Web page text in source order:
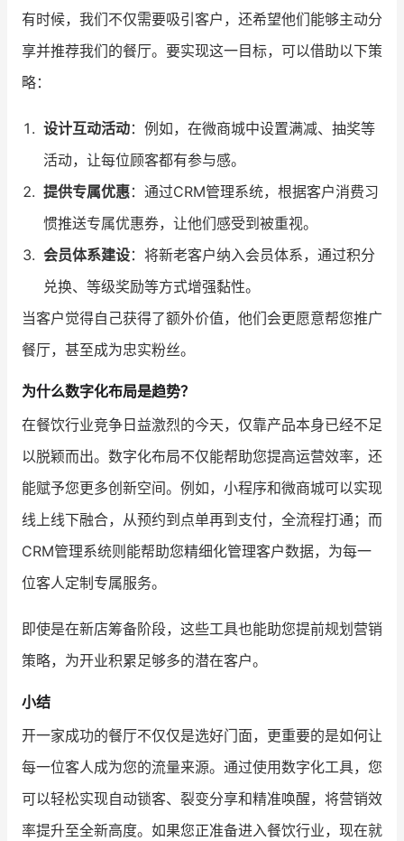
有时候，我们不仅需要吸引客户，还希望他们能够主动分
享并推荐我们的餐厅。要实现这一目标，可以借助以下策
略：
设计互动活动：例如，在微商城中设置满减、抽奖等
活动，让每位顾客都有参与感。
提供专属优惠：通过CRM管理系统，根据客户消费习
惯推送专属优惠券，让他们感受到被重视。
会员体系建设：将新老客户纳入会员体系，通过积分
兑换、等级奖励等方式增强黏性。
当客户觉得自己获得了额外价值，他们会更愿意帮您推广
餐厅，甚至成为忠实粉丝。
为什么数字化布局是趋势？
在餐饮行业竞争日益激烈的今天，仅靠产品本身已经不足
以脱颖而出。数字化布局不仅能帮助您提高运营效率，还
能赋予您更多创新空间。例如，小程序和微商城可以实现
线上线下融合，从预约到点单再到支付，全流程打通；而
CRM管理系统则能帮助您精细化管理客户数据，为每一
位客人定制专属服务。
即使是在新店筹备阶段，这些工具也能助您提前规划营销
策略，为开业积累足够多的潜在客户。
小结
开一家成功的餐厅不仅仅是选好门面，更重要的是如何让
每一位客人成为您的流量来源。通过使用数字化工具，您
可以轻松实现自动锁客、裂变分享和精准唤醒，将营销效
率提升至全新高度。如果您正准备进入餐饮行业，现在就